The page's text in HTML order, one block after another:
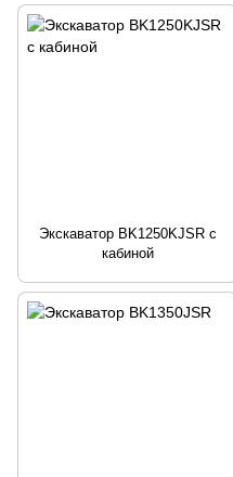
Экскаватор BK1250KJSR с
кабиной